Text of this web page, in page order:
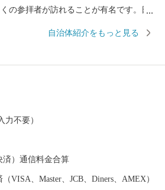
の参拝者が訪れることが有名です。日
」過ぎず、「田舎」過ぎない、何をす
自治体紹介をもっと見る
力不要）
済）通信料金合算
VISA、Master、JCB、Diners、AMEX）